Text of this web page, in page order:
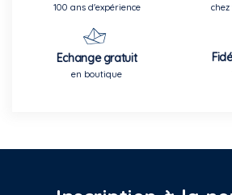
100 ans d'expérience
Echange gratuit
en boutique